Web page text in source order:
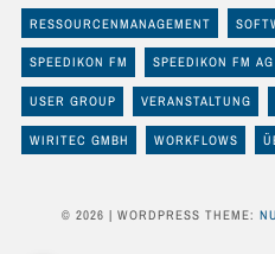
RESSOURCENMANAGEMENT
SPEEDIKON FM SPEEDIKON FM AG
USER GROUP VERANSTALTUNG
WIRITEC GMBH WORKFLOWS
© 2026 | WORDPRESS THEME: